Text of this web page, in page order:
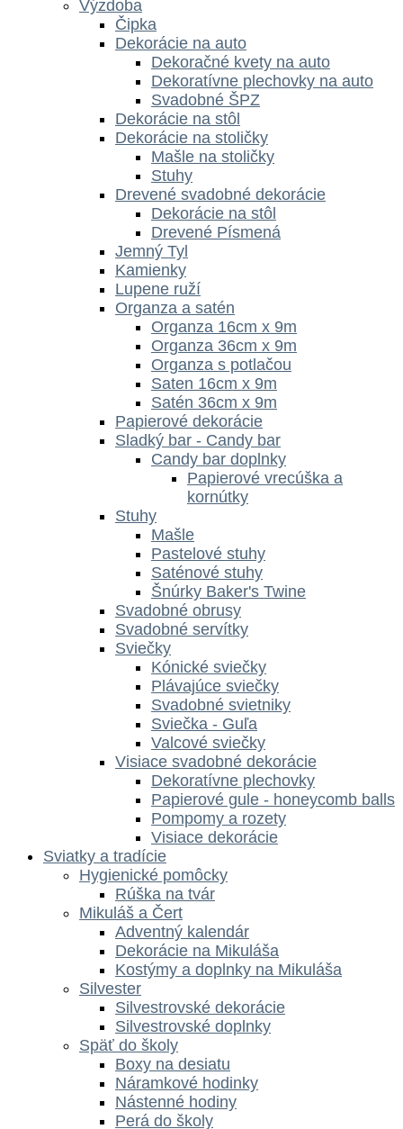
Výzdoba
Čipka
Dekorácie na auto
Dekoračné kvety na auto
Dekoratívne plechovky na auto
Svadobné ŠPZ
Dekorácie na stôl
Dekorácie na stoličky
Mašle na stoličky
Stuhy
Drevené svadobné dekorácie
Dekorácie na stôl
Drevené Písmená
Jemný Tyl
Kamienky
Lupene ruží
Organza a satén
Organza 16cm x 9m
Organza 36cm x 9m
Organza s potlačou
Saten 16cm x 9m
Satén 36cm x 9m
Papierové dekorácie
Sladký bar - Candy bar
Candy bar doplnky
Papierové vrecúška a
kornútky
Stuhy
Mašle
Pastelové stuhy
Saténové stuhy
Šnúrky Baker's Twine
Svadobné obrusy
Svadobné servítky
Sviečky
Kónické sviečky
Plávajúce sviečky
Svadobné svietniky
Sviečka - Guľa
Valcové sviečky
Visiace svadobné dekorácie
Dekoratívne plechovky
Papierové gule - honeycomb balls
Pompomy a rozety
Visiace dekorácie
Sviatky a tradície
Hygienické pomôcky
Rúška na tvár
Mikuláš a Čert
Adventný kalendár
Dekorácie na Mikuláša
Kostýmy a doplnky na Mikuláša
Silvester
Silvestrovské dekorácie
Silvestrovské doplnky
Späť do školy
Boxy na desiatu
Náramkové hodinky
Nástenné hodiny
Perá do školy